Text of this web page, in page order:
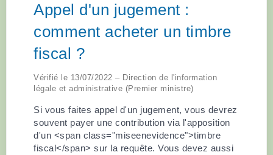
Appel d'un jugement :
comment acheter un timbre
fiscal ?
Vérifié le 13/07/2022 – Direction de l'information
légale et administrative (Premier ministre)
Si vous faites appel d'un jugement, vous devrez
souvent payer une contribution via l'apposition
d'un <span class="miseenevidence">timbre
fiscal</span> sur la requête. Vous devez aussi